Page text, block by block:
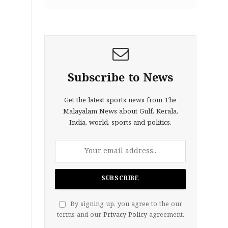
Subscribe to News
Get the latest sports news from The
Malayalam News about Gulf, Kerala,
India, world, sports and politics.
By signing up, you agree to the our
terms and our Privacy Policyagreement.